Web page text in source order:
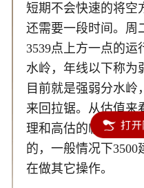
短期不会快速的将空
还需要一段时间。周
3539点上方一点的运
水岭，年线以下称为
目前就是强弱分水岭
来回拉锯。从估值来
理和高估的临界点，
的，一般情况下3500
在做其它操作。